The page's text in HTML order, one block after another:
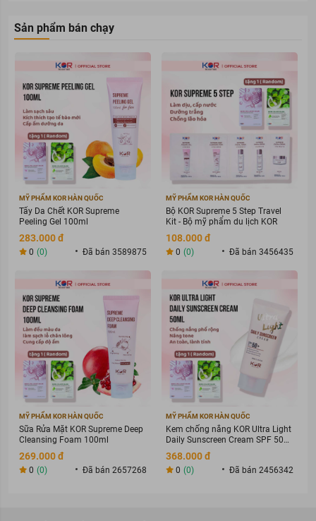
Sản phẩm bán chạy
MỸ PHẨM KOR HÀN QUỐC
Tẩy Da Chết KOR Supreme
Peeling Gel 100ml
283.000 đ
0 (0) Đã bán 3589875
MỸ PHẨM KOR HÀN QUỐC
Bộ KOR Supreme 5 Step Travel
Kit - Bộ mỹ phẩm du lịch KOR
108.000 đ
0 (0) Đã bán 3456435
MỸ PHẨM KOR HÀN QUỐC
Sữa Rửa Mặt KOR Supreme Deep
Cleansing Foam 100ml
269.000 đ
0 (0) Đã bán 2657268
MỸ PHẨM KOR HÀN QUỐC
Kem chống nắng KOR Ultra Light
Daily Sunscreen Cream SPF 50+
PA ++++
368.000 đ
0 (0) Đã bán 2456342